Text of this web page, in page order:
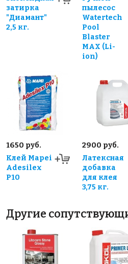
затирка
"Диамант"
2,5 кг.
пылесос
Watertech
Pool
Blaster
MAX (Li-
ion)
1650 руб.
Клей Mapei
Adesilex
P10
2900 руб.
Латексная
добавка
для клея
3,75 кг.
Другие